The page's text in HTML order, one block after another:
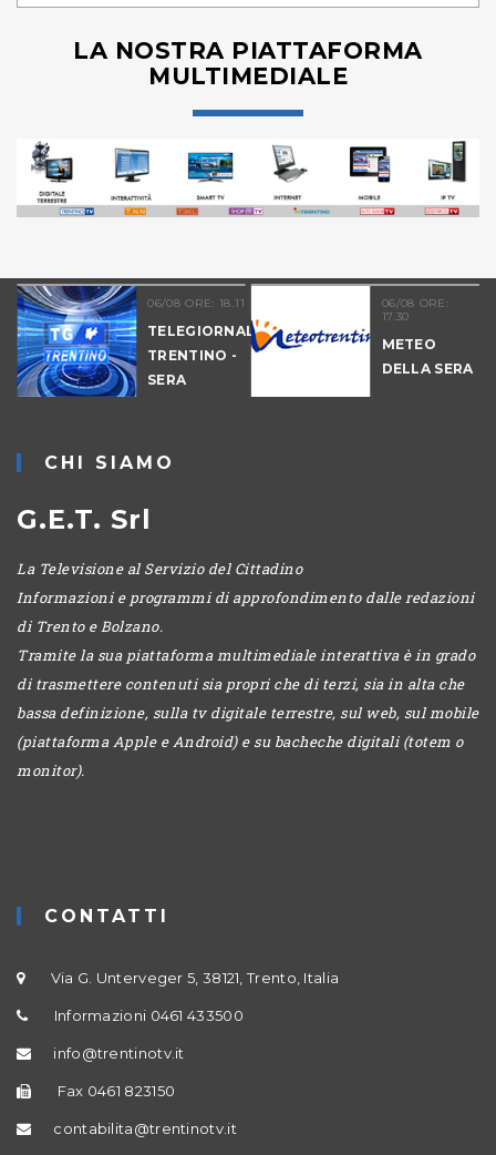
LA NOSTRA PIATTAFORMA
MULTIMEDIALE
06/08 ORE: 18.11
TELEGIORNALE
TRENTINO -
SERA
06/08 ORE:
17.30
METEO
DELLA SERA
CHI SIAMO
G.E.T. Srl
La Televisione al Servizio del Cittadino
Informazioni e programmi di approfondimento dalle redazioni
di Trento e Bolzano.
Tramite la sua piattaforma multimediale interattiva è in grado
di trasmettere contenuti sia propri che di terzi, sia in alta che
bassa definizione, sulla tv digitale terrestre, sul web, sul mobile
(piattaforma Apple e Android) e su bacheche digitali (totem o
monitor).
CONTATTI
Via G. Unterveger 5, 38121, Trento, Italia
Informazioni 0461 433500
info@trentinotv.it
Fax 0461 823150
contabilita@trentinotv.it